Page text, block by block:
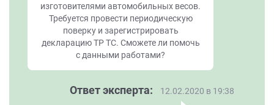
изготовителями автомобильных весов.
Требуется провести периодическую
поверку и зарегистрировать
декларацию ТР ТС. Сможете ли помочь
с данными работами?
Ответ эксперта: 12.02.2020 в 19:38